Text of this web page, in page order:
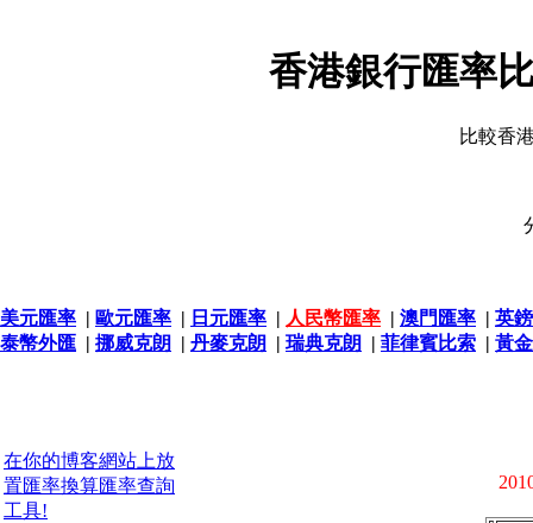
香港銀行匯率
比較香
美元匯率 | 歐元匯率 | 日元匯率 | 人民幣匯率 | 澳門匯率 | 英
泰幣外匯 | 挪威克朗 | 丹麥克朗 | 瑞典克朗 | 菲律賓比索 | 黃
在你的博客網站上放
置匯率換算匯率查詢
工具!